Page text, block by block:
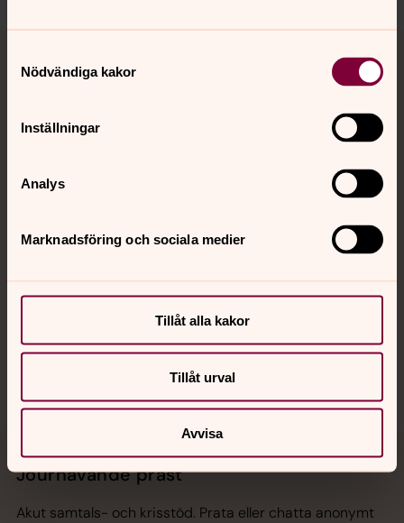
Nödvändiga kakor
Inställningar
Analys
Marknadsföring och sociala medier
Tillåt alla kakor
Tillåt urval
Avvisa
Tillbaka till toppen
Tillbaka till innehållet
Kontakt
Kalender
Jourhavande präst
Akut samtals- och krisstöd. Prata eller chatta anonymt